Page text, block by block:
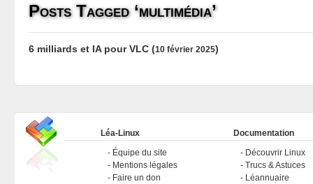
Posts Tagged ‘multimédia’
6 milliards et IA pour VLC(10 février 2025)
Léa-Linux
Équipe du site
Mentions légales
Faire un don
Documentation
Découvrir Linux
Trucs & Astuces
Léannuaire